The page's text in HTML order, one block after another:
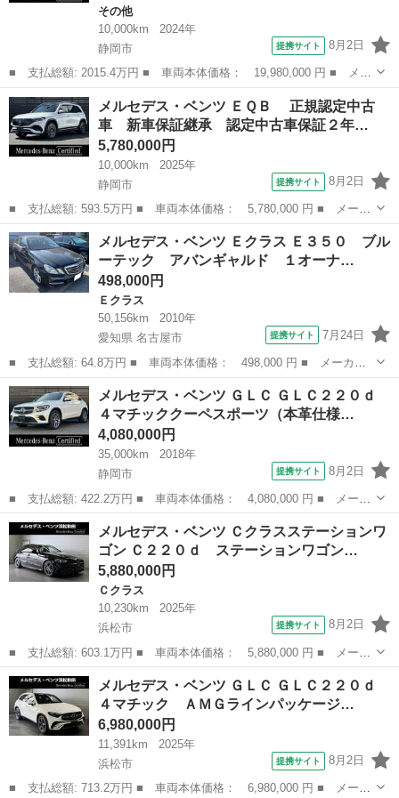
その他
10,000km
2024年
静岡市
提携サイト 8月2日
■ 支払総額: 2015.4万円 ■ 車両本体価格： 19,980,000 円 ■ メー
カー名： メルセデス・ベンツ ■ 車種名： Ｇクラス ■ グレード
名： Ｇ４５０ｄ ローンチエディション リラクゼーション機能／
チタニ...
静岡 静岡市
メルセデス・ベンツ ＥＱＢ 正規認定中古
車 新車保証継承 認定中古車保証２年…
5,780,000円
10,000km
2025年
静岡市
提携サイト 8月2日
■ 支払総額: 593.5万円 ■ 車両本体価格： 5,780,000 円 ■ メーカ
ー名： メルセデス・ベンツ ■ 車種名： ＥＱＢ ■ グレード
名： 正規認定中古車 新車保証継承 認定中古車保証２年付き
パノラミック...
静岡 静岡市 ベンツ（メルセデス）
メルセデス・ベンツ Ｅクラス Ｅ３５０ ブル
ーテック アバンギャルド １オーナ…
498,000円
Ｅクラス
50,156km
2010年
愛知県 名古屋市
提携サイト 7月24日
■ 支払総額: 64.8万円 ■ 車両本体価格： 498,000 円 ■ メーカー
名： メルセデス・ベンツ ■ 車種名： Ｅクラス ■ グレード
名： Ｅ３５０ ブルーテック アバンギャルド １オーナー 純正
ＨＤＤナビ地デジ...
愛知 名古屋市 Ｅクラス
メルセデス・ベンツ ＧＬＣ ＧＬＣ２２０ｄ
４マチッククーペスポーツ（本革仕様…
4,080,000円
35,000km
2018年
静岡市
提携サイト 8月2日
■ 支払総額: 422.2万円 ■ 車両本体価格： 4,080,000 円 ■ メーカ
ー名： メルセデス・ベンツ ■ 車種名： ＧＬＣ ■ グレード
名： ＧＬＣ２２０ｄ ４マチッククーペスポーツ（本革仕様） Ａ
ＭＧラインパ...
静岡 静岡市 ベンツ（メルセデス）
メルセデス・ベンツ Ｃクラスステーションワ
ゴン Ｃ２２０ｄ ステーションワゴン…
5,880,000円
Ｃクラス
10,230km
2025年
浜松市
提携サイト 8月2日
■ 支払総額: 603.1万円 ■ 車両本体価格： 5,880,000 円 ■ メーカ
ー名： メルセデス・ベンツ ■ 車種名： Ｃクラスステーションワ
ゴン ■ グレード名： Ｃ２２０ｄ ステーションワゴン スポー
ツ Ｆメモ...
静岡 浜松市 Ｃクラス
メルセデス・ベンツ ＧＬＣ ＧＬＣ２２０ｄ
４マチック ＡＭＧラインパッケージ…
6,980,000円
11,391km
2025年
浜松市
提携サイト 8月2日
■ 支払総額: 713.2万円 ■ 車両本体価格： 6,980,000 円 ■ メーカ